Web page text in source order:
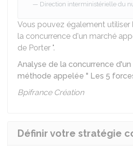
Direction interministérielle du
Vous pouvez également utiliser
la concurrence d'un marché
de Porter ".
Analyse de la concurrence d'un
méthode appelée " Les 5
Bpifrance Création
Définir votre stratégie